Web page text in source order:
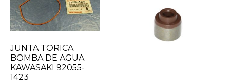
JUNTA TORICA
BOMBA DE AGUA
KAWASAKI 92055-
1423